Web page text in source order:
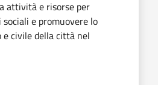
attività e risorse per
e promuovere lo
e civile della città nel